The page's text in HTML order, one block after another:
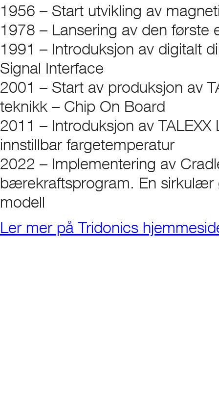
1956 – Start utvikling av
1978 – Lansering av den første
1991 – Introduksjon av digitalt
Signal Interface
2001 – Start av produksjon av
teknikk – Chip On Board
2011 – Introduksjon av
innstillbar fargetemperatur
2022 – Implementering av
bærekraftsprogram. En sirkulær
modell
Ler mer på Tridonics